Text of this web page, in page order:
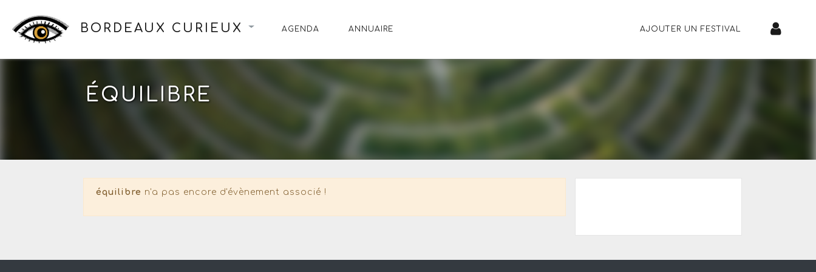
BORDEAUX CURIEUX AGENDA ANNUAIRE AJOUTER UN FESTIVAL
ÉQUILIBRE
équilibre n'a pas encore d'évènement associé !